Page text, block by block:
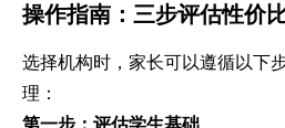
操作指南：三步评估性价
选择机构时，家长可以遵循以下
理：
第一步：评估学生基础